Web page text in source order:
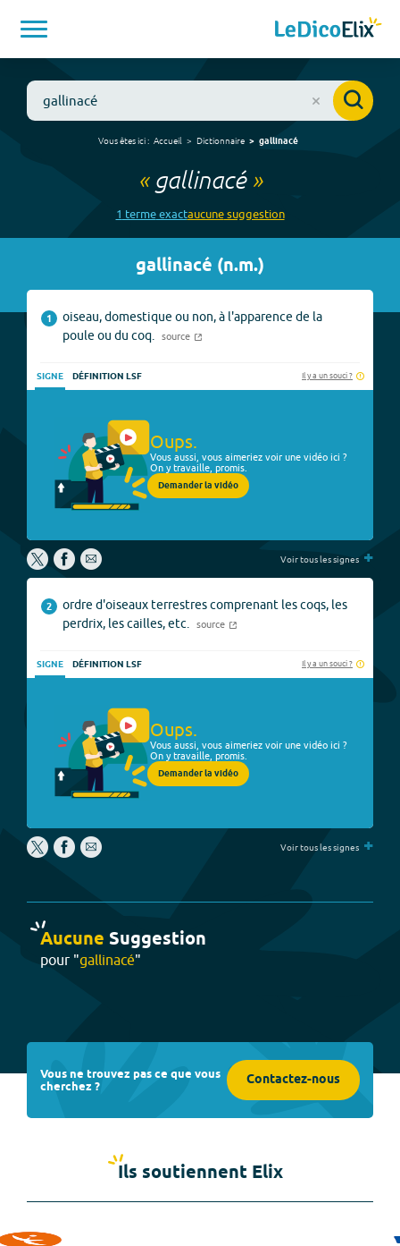
Vous êtes ici : Accueil Dictionnaire gallinacé
« gallinacé»
1 termeexactaucunesuggestion
gallinacé (n.m.)
1
oiseau, domestique ou non, à l'apparence de la
poule ou du coq.
source
SIGNE DÉFINITION LSF Il y a un souci ?
Oups.
Vous aussi, vous aimeriez voir une vidéo ici ?
On y travaille, promis.
Demander la vidéo
Voir tous les signes +
2
ordre d'oiseaux terrestres comprenant les coqs, les
perdrix, les cailles, etc.
source
SIGNE DÉFINITION LSF Il y a un souci ?
Oups.
Vous aussi, vous aimeriez voir une vidéo ici ?
On y travaille, promis.
Demander la vidéo
Voir tous les signes +
Aucune Suggestion
pour "gallinacé"
Vous ne trouvez pas ce que vous
cherchez ? Contactez-nous
Ils soutiennent Elix